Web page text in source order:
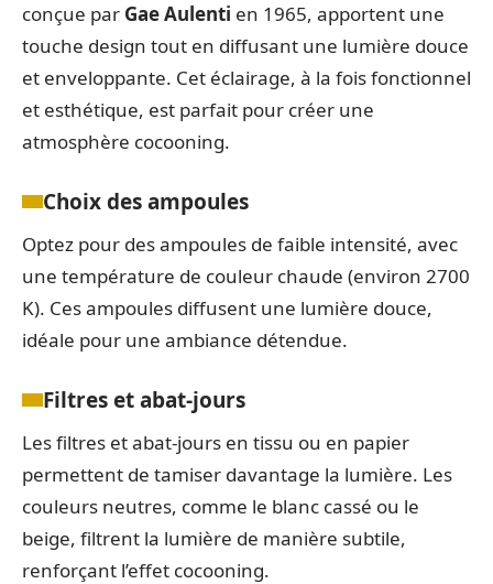
conçue par Gae Aulenti en 1965, apportent une
touche design tout en diffusant une lumière douce
et enveloppante. Cet éclairage, à la fois fonctionnel
et esthétique, est parfait pour créer une
atmosphère cocooning.
Choix des ampoules
Optez pour des ampoules de faible intensité, avec
une température de couleur chaude (environ 2700
K). Ces ampoules diffusent une lumière douce,
idéale pour une ambiance détendue.
Filtres et abat-jours
Les filtres et abat-jours en tissu ou en papier
permettent de tamiser davantage la lumière. Les
couleurs neutres, comme le blanc cassé ou le
beige, filtrent la lumière de manière subtile,
renforçant l’effet cocooning.